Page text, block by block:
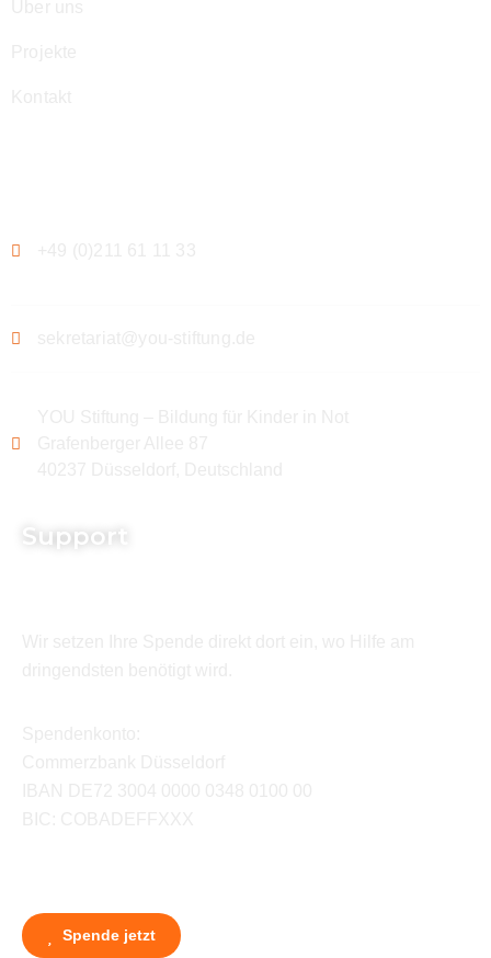
Support
Spende jetzt